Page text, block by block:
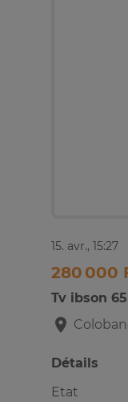
15. avr., 15:27
280 000
Tv ibson
Détails
Etat